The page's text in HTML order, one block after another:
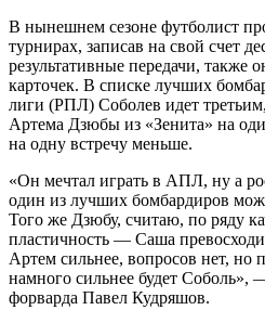
В нынешнем сезоне футболист
турнирах, записав на свой счет
результативные передачи, также
карточек. В списке лучших
лиги (РПЛ) Соболев идет
Артема Дзюбы из «Зенита» на
на одну встречу меньше.
«Он мечтал играть в АПЛ, ну а
один из лучших бомбардиров
Того же Дзюбу, считаю, по ряду
пластичность — Саша
Артем сильнее, вопросов нет, но
намного сильнее будет Соболь»,
форварда Павел Кудряшов.